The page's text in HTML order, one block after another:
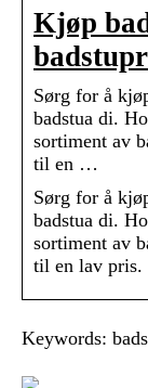
Kjøp
Sørg for å
badstua di.
sortiment av
til en …
Sørg for å
badstua di.
sortiment av
til en lav pris.
Keywords: